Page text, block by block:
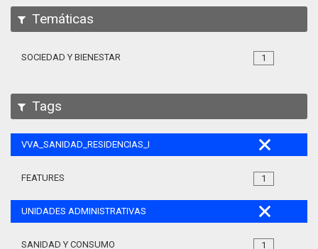
Temáticas
1
SOCIEDAD Y BIENESTAR
Tags
VVA_SANIDAD_RESIDENCIAS_MAYORES_105
1
FEATURES
UNIDADES ADMINISTRATIVAS
1
SANIDAD Y CONSUMO